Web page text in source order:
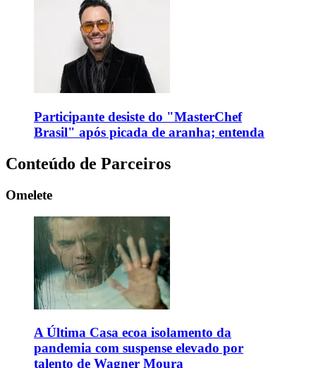
Participante desiste do "MasterChef
Brasil" após picada de aranha; entenda
Conteúdo de Parceiros
Omelete
A Última Casa ecoa isolamento da
pandemia com suspense elevado por
talento de Wagner Moura